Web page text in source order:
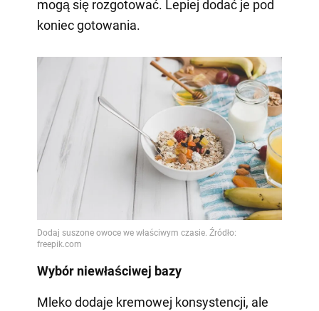
mogą się rozgotować. Lepiej dodać je pod
koniec gotowania.
Wybór niewłaściwej bazy
Mleko dodaje kremowej konsystencji, ale